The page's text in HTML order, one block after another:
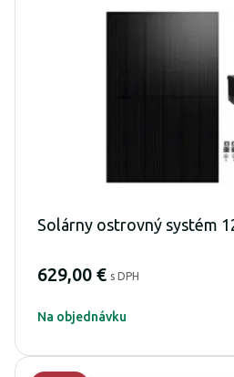
Solárny ostrovný systém
629,00 € s DPH
Na objednávku